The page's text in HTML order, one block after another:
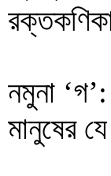
নমুনা ‘গ’:
মানুষের